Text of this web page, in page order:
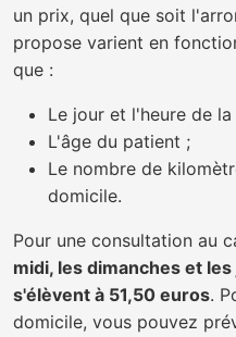
un prix, quel que soit
propose varient en
que :
Le jour et l'heure de
L'âge du patient ;
Le nombre de
domicile.
Pour une consultation au
midi, les dimanches et
s'élèvent à 51,50 euros.
domicile, vous pouvez